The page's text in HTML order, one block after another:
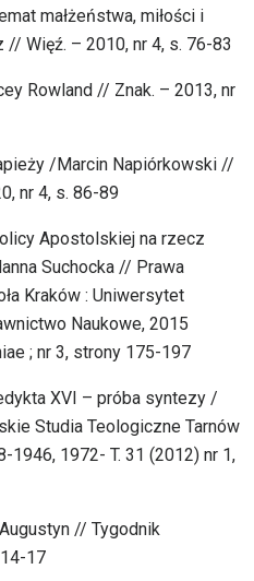
małżeństwa, miłości i
Więź. – 2010, nr 4, s. 76-83
Rowland // Znak. – 2013, nr
/Marcin Napiórkowski //
nr 4, s. 86-89
Apostolskiej na rzecz
Suchocka // Prawa
Kraków : Uniwersytet
Naukowe, 2015
; nr 3, strony 175-197
XVI – próba syntezy /
Studia Teologiczne Tarnów
1946, 1972- T. 31 (2012) nr 1,
// Tygodnik
17